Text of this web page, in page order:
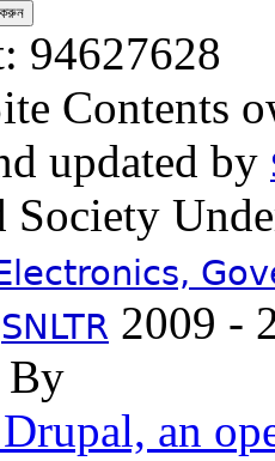
94627628
Contents
updated by
Society
SNLTR 2009 -
By